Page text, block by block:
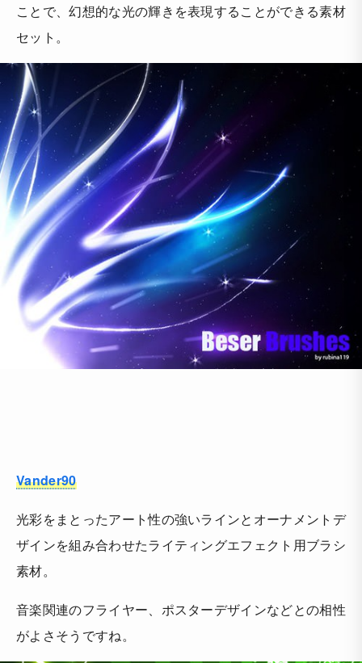
ことで、幻想的な光の輝きを表現することができる素材
セット。
Vander90
光彩をまとったアート性の強いラインとオーナメントデ
ザインを組み合わせたライティングエフェクト用ブラシ
素材。
音楽関連のフライヤー、ポスターデザインなどとの相性
がよさそうですね。